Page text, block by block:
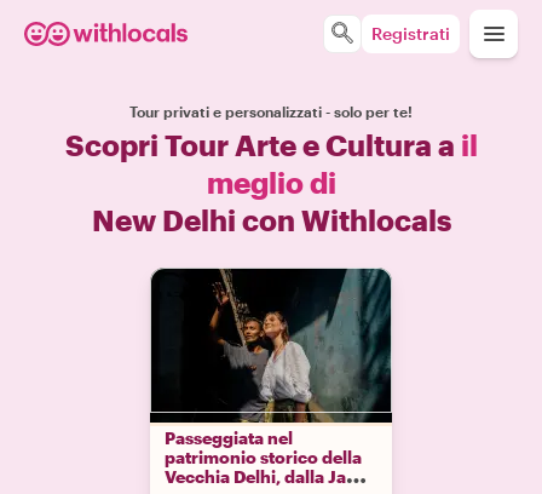
Registrati
Tour privati e personalizzati - solo per te!
Scopri Tour Arte e Cultura a il
meglio di
New Delhi con Withlocals
Passeggiata nel
patrimonio storico della
Vecchia Delhi, dalla Jama